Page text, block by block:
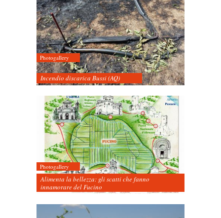
Photogallery
Incendio discarica Bussi (AQ)
Photogallery
Alimenta la bellezza: gli scatti che fanno
innamorare del Fucino